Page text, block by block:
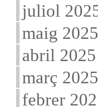
juliol
maig 2025
abril 2025
març 2025
febrer